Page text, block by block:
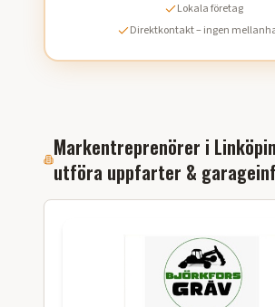
Lokala företag
Direktkontakt – ingen
Markentreprenörer i
utföra uppfarter &